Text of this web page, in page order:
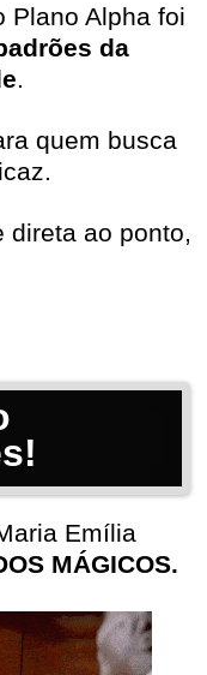
Plano Alpha foi
da
quem busca
ao ponto,
Emília
MÁGICOS.